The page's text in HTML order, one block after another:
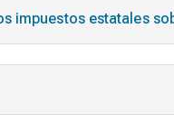
impuestos estatales